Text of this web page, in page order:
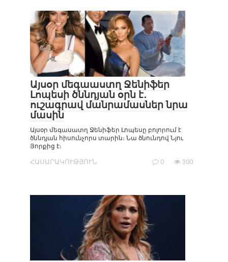
Այսօր մեգաաստղ Ջենիֆեր
Լոպեսի ծննդյան օրն է․
ուշագրավ մանրամասներ նրա
մասին
Այսօր մեգասատղ Ջենիֆեր Լոպեսը բոլորում է
ծննդյան հիսունչորս տարին։ Նա ծնունդով Նյու
Յորքից է։
ՀԱՍԱՐԱԿՈՒԹՅՈՒՆ 0 300